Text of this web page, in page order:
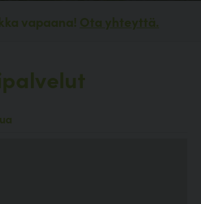
vapaana! Ota yhteyttä.